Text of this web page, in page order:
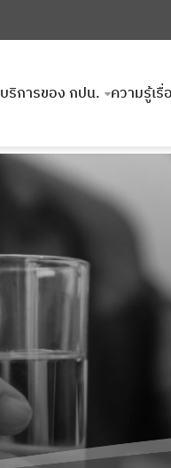
บริการของ กปน. ความรู้เ